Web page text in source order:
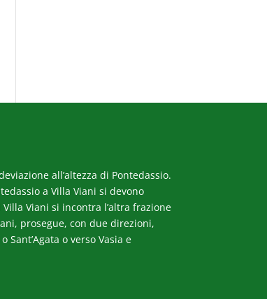
all’altezza di Pontedassio.
a Villa Viani si devono
Viani si incontra l’altra frazione
prosegue, con due direzioni,
Sant’Agata o verso Vasia e